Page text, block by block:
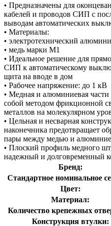
• Предназначены для
кабелей и проводов СИП с
выводам автоматических
• Материалы:
• электротехнический
• медь марки М1
• Идеальное решение для
СИП к автоматическому
щита на вводе в дом
• Рабочее напряжение: до 1 кВ
• Медная и алюминиевая
собой методом фрикционной
металлов на молекулярном
• Цельная и несварная
наконечника предотвращает
пары между медью и
• Плоский профиль медного
надежный и долговременный
Бренд:
Стандартное номинальное
Цвет:
Материал:
Количество крепежных
Конструкция втулки: